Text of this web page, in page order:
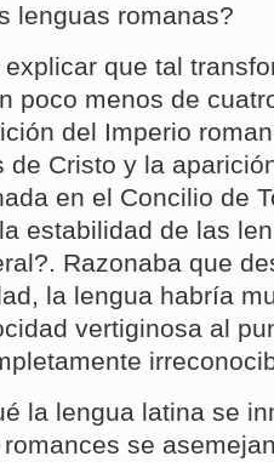
lenguas romanas?
explicar que tal
poco menos de
del Imperio
de Cristo y la
en el Concilio de
estabilidad de las
Razonaba que
la lengua habría
vertiginosa al
la lengua latina se
se